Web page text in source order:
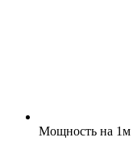
Мощность на 1м